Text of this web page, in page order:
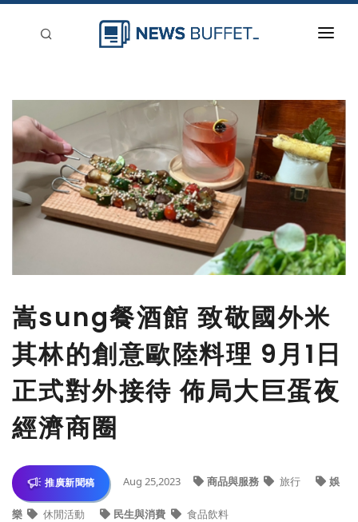
登入
刊登
嵩sung餐酒館 致敬國外米
其林的創意歐陸料理 9月1日
正式對外接待 佈局大巨蛋夜
經濟商圈
推廣新聞稿 Aug 25,2023 商品與服務 旅行 娛
樂 休閒活動 民生與消費 食品飲料